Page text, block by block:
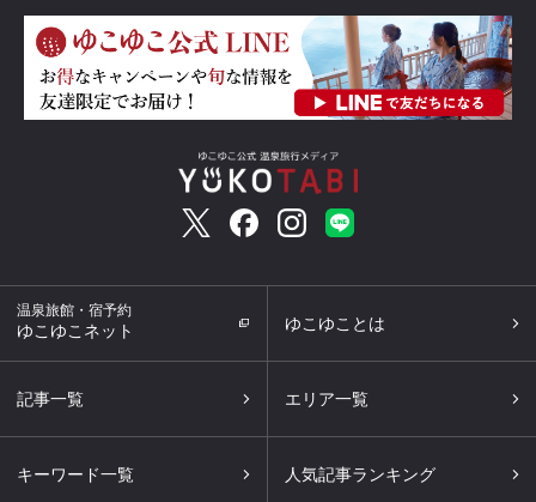
温泉旅館・宿予約
ゆこゆこネット ゆこゆことは
記事一覧 エリア一覧
キーワード一覧 人気記事ランキング